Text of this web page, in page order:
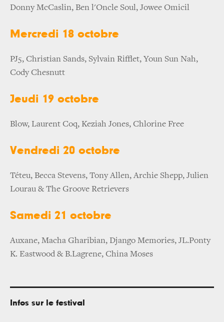
Donny McCaslin, Ben l'Oncle Soul, Jowee Omicil
Mercredi 18 octobre
PJ5, Christian Sands, Sylvain Rifflet, Youn Sun Nah,
Cody Chesnutt
Jeudi 19 octobre
Blow, Laurent Coq, Keziah Jones, Chlorine Free
Vendredi 20 octobre
Téteu, Becca Stevens, Tony Allen, Archie Shepp, Julien
Lourau & The Groove Retrievers
Samedi 21 octobre
Auxane, Macha Gharibian, Django Memories, JL.Ponty
K. Eastwood & B.Lagrene, China Moses
Infos sur le festival